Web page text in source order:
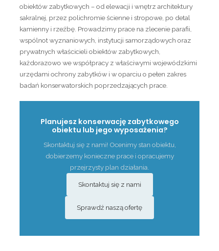
obiektów zabytkowych – od elewacji i wnętrz architektury
sakralnej, przez polichromie ścienne i stropowe, po detal
kamienny i rzeźbę. Prowadzimy prace na zlecenie parafii,
wspólnot wyznaniowych, instytucji samorządowych oraz
prywatnych właścicieli obiektów zabytkowych,
każdorazowo we współpracy z właściwymi wojewódzkimi
urzędami ochrony zabytków i w oparciu o pełen zakres
badań konserwatorskich poprzedzających prace.
Planujesz konserwację zabytkowego
obiektu lub jego wyposażenia?
Skontaktuj się z nami! Ocenimy stan obiektu,
dobierzemy konieczne prace i opracujemy
przejrzysty plan działania.
Skontaktuj się z nami
Sprawdź naszą ofertę